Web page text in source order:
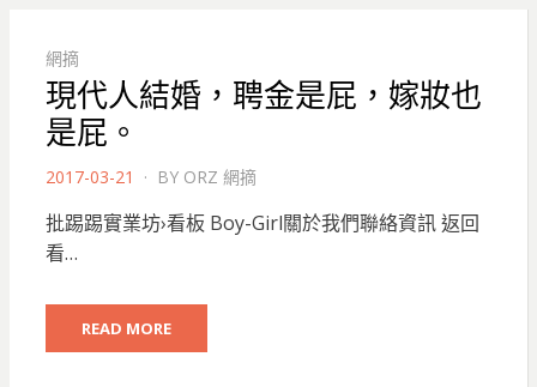
網摘
現代人結婚，聘金是屁，嫁妝也
是屁。
POSTED
2017-03-21 BY ORZ 網摘
批踢踢實業坊›看板 Boy-Girl關於我們聯絡資訊 返回
看…
READ MORE